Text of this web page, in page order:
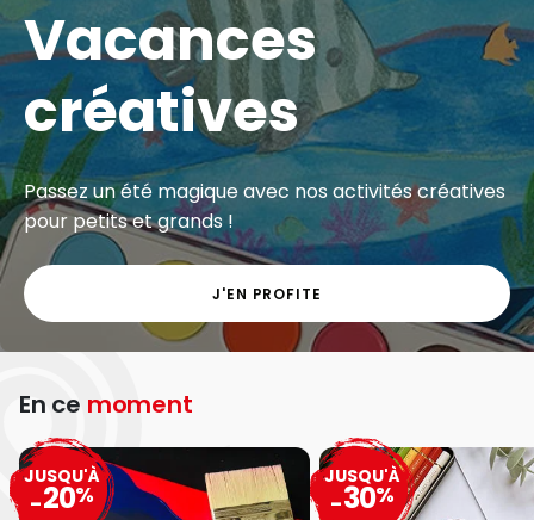
Vacances
créatives
Passez un été magique avec nos activités créatives
pour petits et grands !
J'EN PROFITE
En ce moment
JUSQU'À
-20%
JUSQU'À
-30%